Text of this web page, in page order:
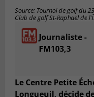
Source: Tournoi de golf du
Club de golf St-Raphaël de
Journaliste -
FM103,3
Le Centre Petite
Longueuil, décide